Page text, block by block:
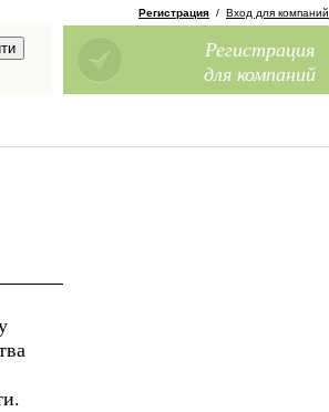
Регистрация / Вход для компаний
Регистрация
для компаний